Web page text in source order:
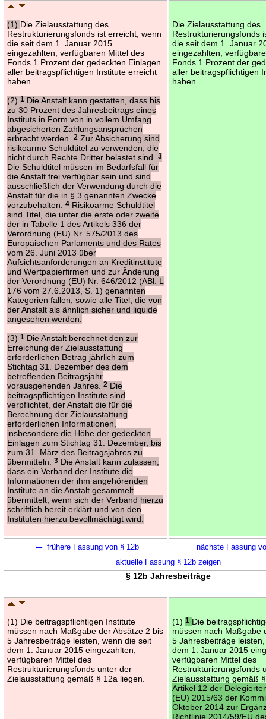
(1) Die Zielausstattung des
Restrukturierungsfonds ist erreicht, wenn
die seit dem 1. Januar 2015
eingezahlten, verfügbaren Mittel des
Fonds 1 Prozent der gedeckten Einlagen
aller beitragspflichtigen Institute erreicht
haben.
(2)1 Die Anstalt kann gestatten, dass bis
zu 30 Prozent des Jahresbeitrags eines
Instituts in Form von in vollem Umfang
abgesicherten Zahlungsansprüchen
erbracht werden.2 Zur Absicherung sind
risikoarme Schuldtitel zu verwenden, die
nicht durch Rechte Dritter belastet sind.3
Die Schuldtitel müssen im Bedarfsfall für
die Anstalt frei verfügbar sein und sind
ausschließlich der Verwendung durch die
Anstalt für die in § 3 genannten Zwecke
vorzubehalten.4 Risikoarme Schuldtitel
sind Titel, die unter die erste oder zweite
der in Tabelle 1 des Artikels 336 der
Verordnung (EU) Nr. 575/2013 des
Europäischen Parlaments und des Rates
vom 26. Juni 2013 über
Aufsichtsanforderungen an Kreditinstitute
und Wertpapierfirmen und zur Änderung
der Verordnung (EU) Nr. 646/2012 (ABl. L
176 vom 27.6.2013, S. 1) genannten
Kategorien fallen, sowie alle Titel, die von
der Anstalt als ähnlich sicher und liquide
angesehen werden.
(3)1 Die Anstalt berechnet den zur
Erreichung der Zielausstattung
erforderlichen Betrag jährlich zum
Stichtag 31. Dezember des dem
betreffenden Beitragsjahr
vorausgehenden Jahres.2 Die
beitragspflichtigen Institute sind
verpflichtet, der Anstalt die für die
Berechnung der Zielausstattung
erforderlichen Informationen,
insbesondere die Höhe der gedeckten
Einlagen zum Stichtag 31. Dezember, bis
zum 31. März des Beitragsjahres zu
übermitteln.3 Die Anstalt kann zulassen,
dass ein Verband der Institute die
Informationen der ihm angehörenden
Institute an die Anstalt gesammelt
übermittelt, wenn sich der Verband hierzu
schriftlich bereit erklärt und von den
Instituten hierzu bevollmächtigt wird.
Die Zielausstattung des
Restrukturierungsfonds
die seit dem 1. Januar
eingezahlten,
Fonds 1 Prozent der
aller beitragspflichtigen
haben.
← frühere Fassung von § 12b
nächste Fassung
aktuelle Fassung § 12b zeigen
§ 12b Jahresbeiträge
(1) Die beitragspflichtigen Institute
müssen nach Maßgabe der Absätze 2 bis
5 Jahresbeiträge leisten, wenn die seit
dem 1. Januar 2015 eingezahlten,
verfügbaren Mittel des
Restrukturierungsfonds unter der
Zielausstattung gemäß § 12a liegen.
(1)1 Die
müssen nach Maßgabe
5 Jahresbeiträge
dem 1. Januar 2015
verfügbaren Mittel des
Restrukturierungsfonds
Zielausstattung gemäß
Artikel 12 der
(EU) 2015/63 der
Oktober 2014 zur
Richtlinie 2014/59/EU